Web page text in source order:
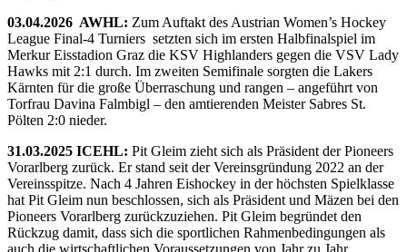
03.04.2026 AWHL: Zum Auftakt des Austrian Women’s Hockey
League Final-4 Turniers setzten sich im ersten Halbfinalspiel im
Merkur Eisstadion Graz die KSV Highlanders gegen die VSV Lady
Hawks mit 2:1 durch. Im zweiten Semifinale sorgten die Lakers
Kärnten für die große Überraschung und rangen – angeführt von
Torfrau Davina Falmbigl – den amtierenden Meister Sabres St.
Pölten 2:0 nieder.
31.03.2025 ICEHL: Pit Gleim zieht sich als Präsident der Pioneers
Vorarlberg zurück. Er stand seit der Vereinsgründung 2022 an der
Vereinsspitze. Nach 4 Jahren Eishockey in der höchsten Spielklasse
hat Pit Gleim nun beschlossen, sich als Präsident und Mäzen bei den
Pioneers Vorarlberg zurückzuziehen. Pit Gleim begründet den
Rückzug damit, dass sich die sportlichen Rahmenbedingungen als
auch die wirtschaftlichen Voraussetzungen von Jahr zu Jahr